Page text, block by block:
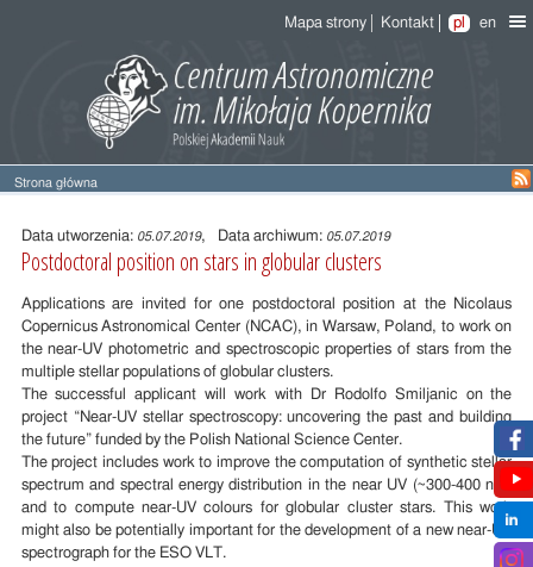
Mapa strony Kontakt pl en
Strona główna
Treść
wpisuData utworzenia: 05.07.2019, Data archiwum: 05.07.2019
Postdoctoral position on stars in globular clusters
Applications are invited for one postdoctoral position at the Nicolaus
Copernicus Astronomical Center (NCAC), in Warsaw, Poland, to work on
the near-UV photometric and spectroscopic properties of stars from the
multiple stellar populations of globular clusters.
The successful applicant will work with Dr Rodolfo Smiljanic on the
project “Near-UV stellar spectroscopy: uncovering the past and building
the future” funded by the Polish National Science Center.
The project includes work to improve the computation of synthetic stellar
spectrum and spectral energy distribution in the near UV (~300-400 nm)
and to compute near-UV colours for globular cluster stars. This work
might also be potentially important for the development of a new near-UV
spectrograph for the ESO VLT.